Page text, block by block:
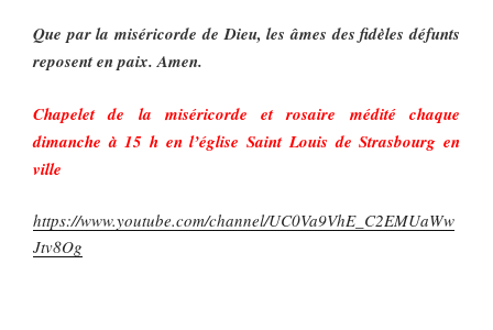
Que par la miséricorde de Dieu, les âmes des fidèles défunts
reposent en paix. Amen.
Chapelet de la miséricorde et rosaire médité chaque
dimanche à 15 h en l’église Saint Louis de Strasbourg en
ville
https://www.youtube.com/channel/UC0Va9VhE_C2EMUaWw
Jtv8Og